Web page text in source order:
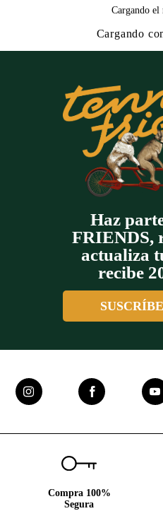
Cargando
Cargando
Haz
FRIENDS,
actualiza
recibe
Compra 100%
Segura